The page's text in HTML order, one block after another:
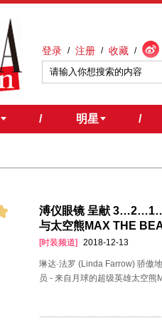
登录 / 注册 / 收藏 /
/ 明星 /
溥仪眼镜 呈献 3…2…1…
与太空熊MAX THE
[时装频道] 2018-12-13
琳达·法罗 (Linda Farrow) 骄傲
员 - 来自月球的超级英雄太空熊